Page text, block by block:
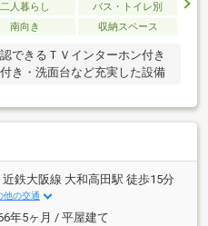
二人暮らし
バス・トイレ別
南向き 収納スペース
できるＴＶインターホン付き
き・洗面台など充実した設備
近鉄大阪線 大和高田駅 徒歩15分
他の交通
年5ヶ月 / 平屋建て